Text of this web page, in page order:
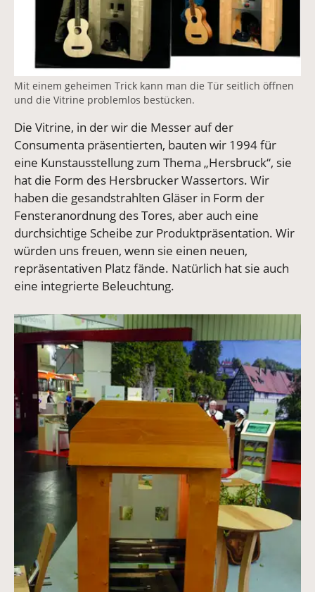
Mit einem geheimen Trick kann man die Tür seitlich öffnen
und die Vitrine problemlos bestücken.
Die Vitrine, in der wir die Messer auf der
Consumenta präsentierten, bauten wir 1994 für
eine Kunstausstellung zum Thema „Hersbruck“, sie
hat die Form des Hersbrucker Wassertors. Wir
haben die gesandstrahlten Gläser in Form der
Fensteranordnung des Tores, aber auch eine
durchsichtige Scheibe zur Produktpräsentation. Wir
würden uns freuen, wenn sie einen neuen,
repräsentativen Platz fände. Natürlich hat sie auch
eine integrierte Beleuchtung.
Vergrößerte Version anzeigen